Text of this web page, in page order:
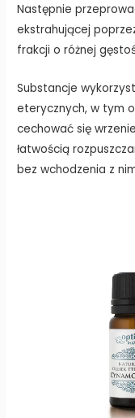
Następnie
ekstrahującej
frakcji o różnej
Substancje
eterycznych, w tym
cechować się
łatwością
bez wchodzenia z